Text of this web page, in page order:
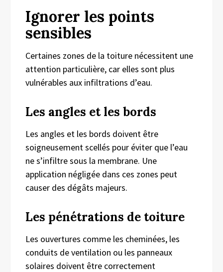
Ignorer les points
sensibles
Certaines zones de la toiture nécessitent une
attention particulière, car elles sont plus
vulnérables aux infiltrations d’eau.
Les angles et les bords
Les angles et les bords doivent être
soigneusement scellés pour éviter que l’eau
ne s’infiltre sous la membrane. Une
application négligée dans ces zones peut
causer des dégâts majeurs.
Les pénétrations de toiture
Les ouvertures comme les cheminées, les
conduits de ventilation ou les panneaux
solaires doivent être correctement